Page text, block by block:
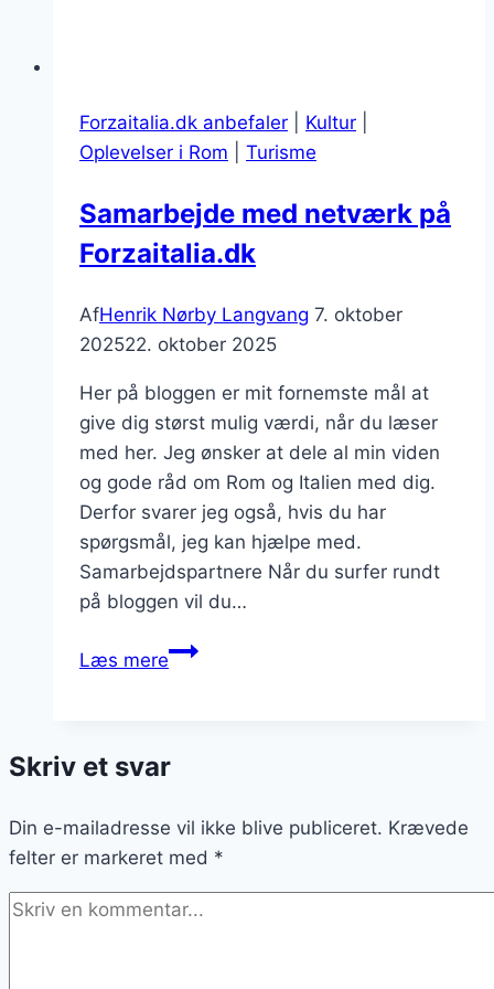
Forzaitalia.dk anbefaler Kultur
Oplevelser i Rom
Turisme
Samarbejde med netværk på
Forzaitalia.dk
AfHenrik Nørby Langvang 7. oktober
202522. oktober 2025
Her på bloggen er mit fornemste mål at
give dig størst mulig værdi, når du læser
med her. Jeg ønsker at dele al min viden
og gode råd om Rom og Italien med dig.
Derfor svarer jeg også, hvis du har
spørgsmål, jeg kan hjælpe med.
Samarbejdspartnere Når du surfer rundt
på bloggen vil du…
Læs mereSamarbejde
Forzaitalia.dk
Skriv et svar
Din e-mailadresse vil ikke blive publiceret. Krævede
felter er markeret med *